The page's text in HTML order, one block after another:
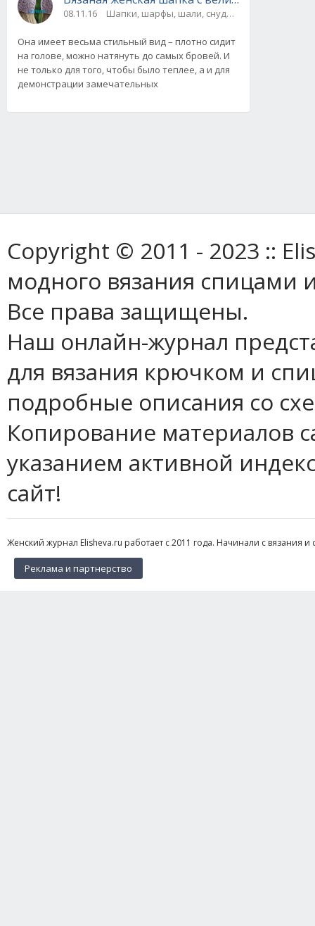
08.11.16 Шапки, шарфы, шали, снуды и палантины
Она имеет весьма стильный вид – плотно сидит
на голове, можно натянуть до самых бровей. И
не только для того, чтобы было теплее, а и для
демонстрации замечательных
Copyright © 2011 - 2023 ::
модного вязания спицами
Все права защищены.
Наш онлайн-журнал
для вязания крючком и
подробные описания со
Копирование материалов
указанием активной
сайт!
Женский журнал Elisheva.ru работает с 2011 года. Начинали с вязания
Реклама и партнерство